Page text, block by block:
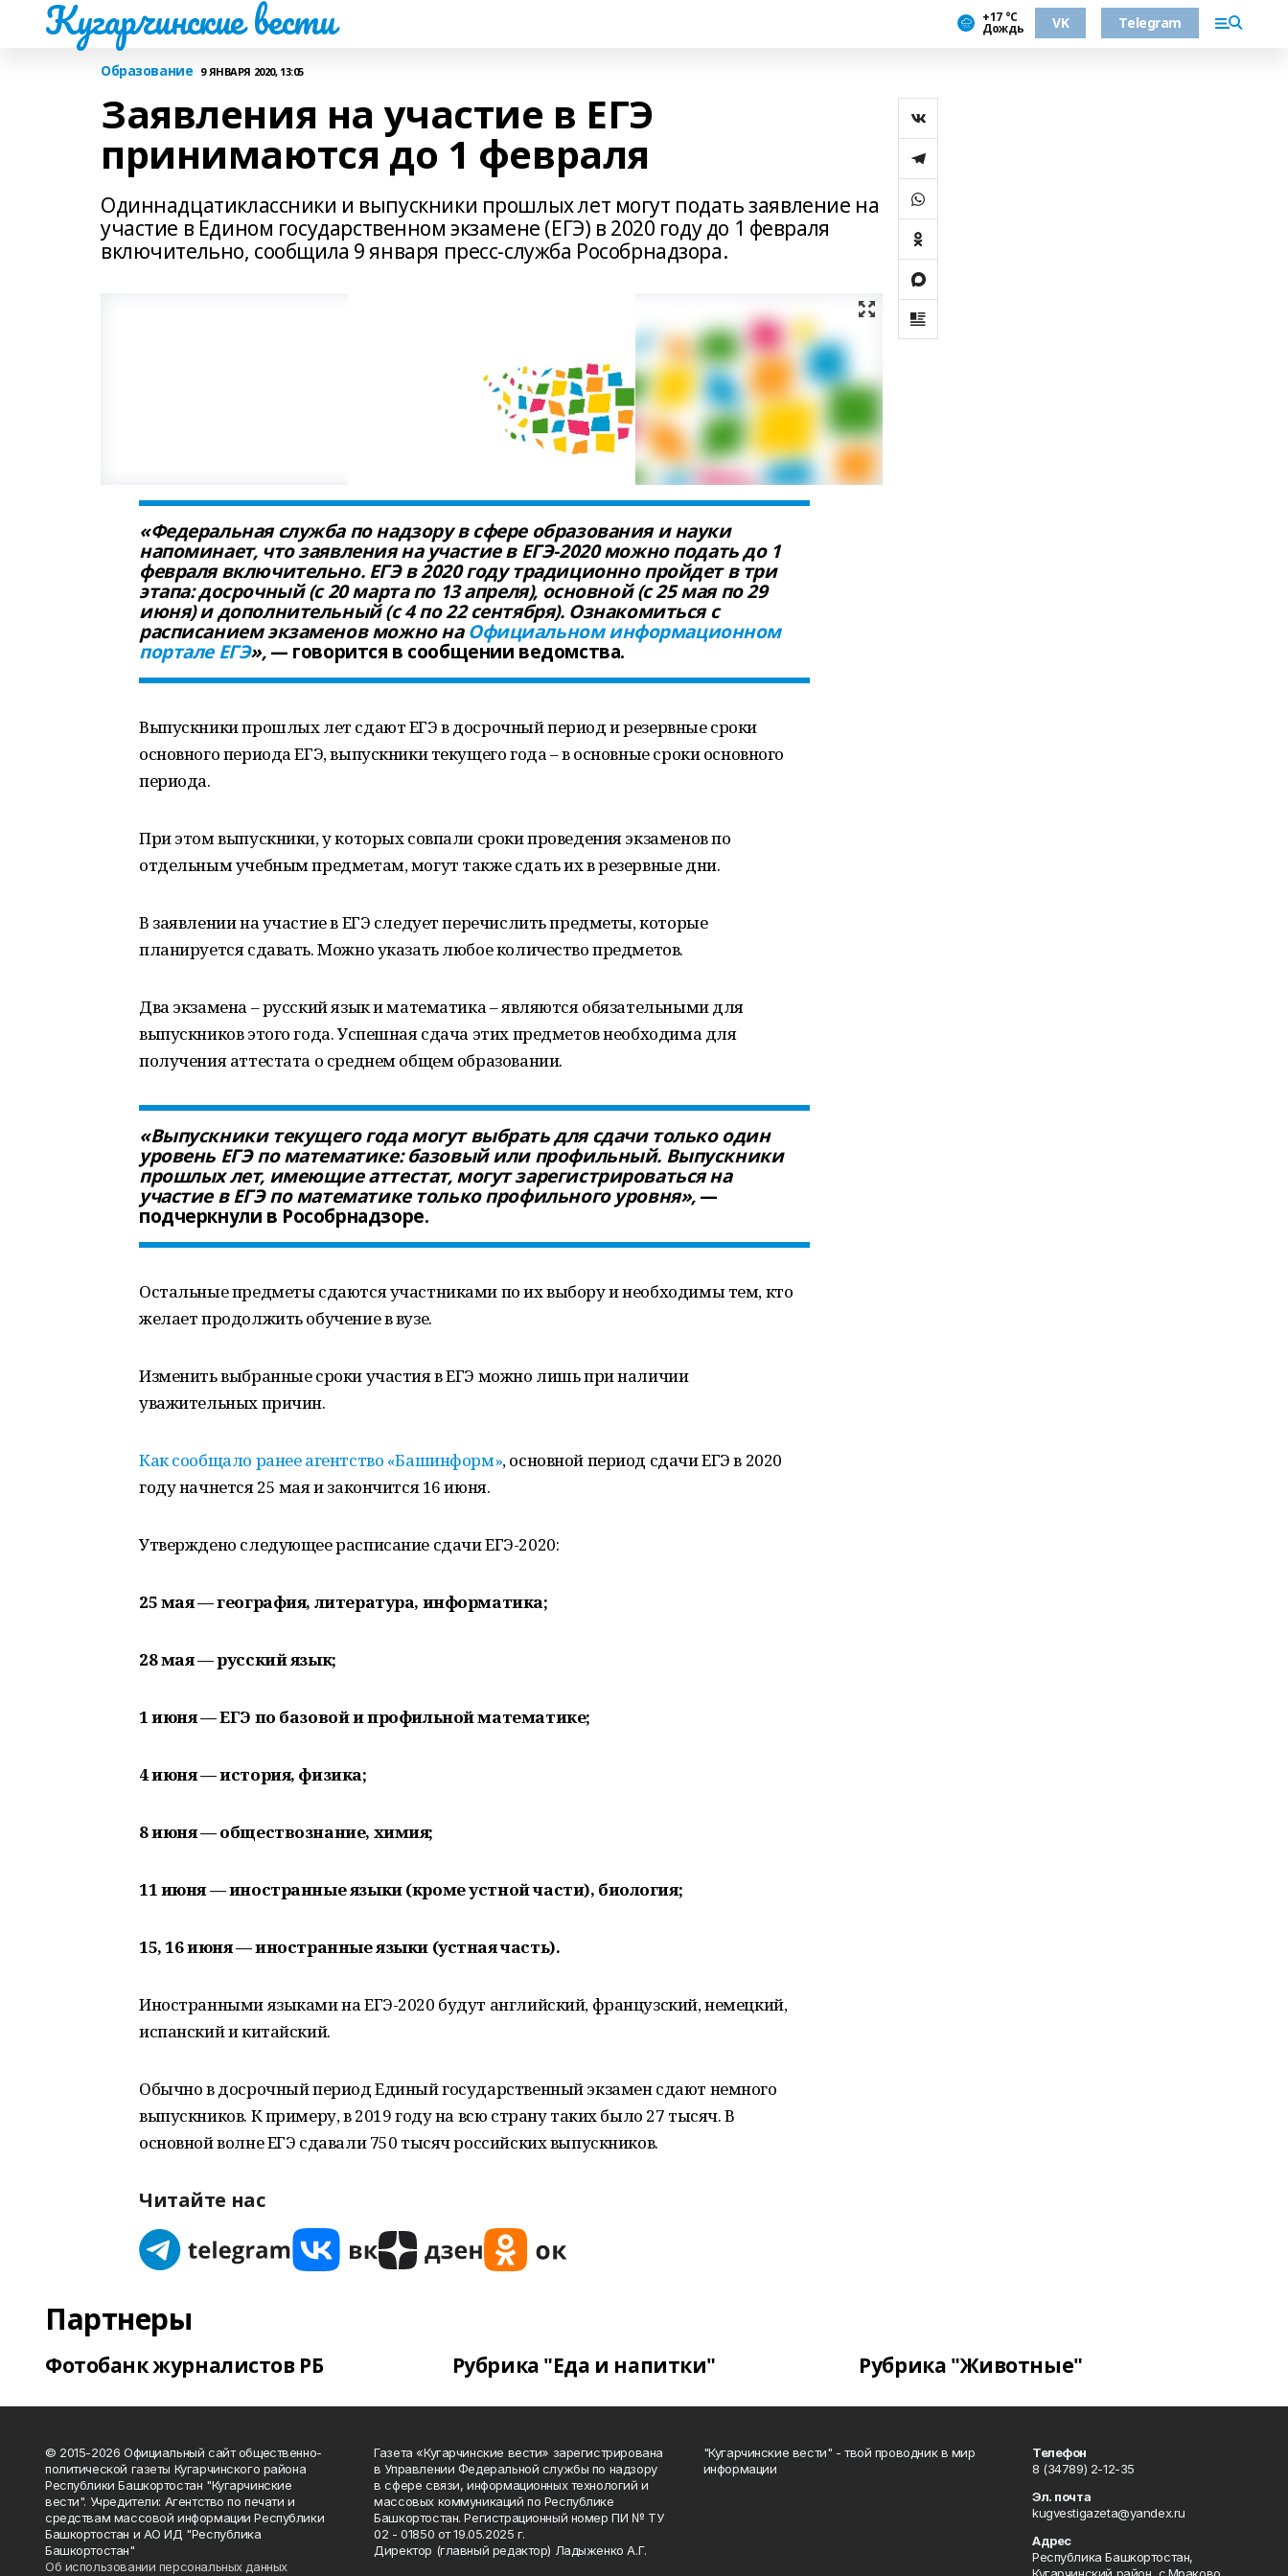
Кугарчинские вести +17 °С
Дождь VK Telegram
Образование 9 ЯНВАРЯ 2020, 13:05
Заявления на участие в ЕГЭ
принимаются до 1 февраля
Одиннадцатиклассники и выпускники прошлых лет могут подать заявление на
участие в Едином государственном экзамене (ЕГЭ) в 2020 году до 1 февраля
включительно, сообщила 9 января пресс-служба Рособрнадзора.
«Федеральная служба по надзору в сфере образования и науки
напоминает, что заявления на участие в ЕГЭ-2020 можно подать до 1
февраля включительно. ЕГЭ в 2020 году традиционно пройдет в три
этапа: досрочный (с 20 марта по 13 апреля), основной (с 25 мая по 29
июня) и дополнительный (с 4 по 22 сентября). Ознакомиться с
расписанием экзаменов можно наОфициальном информационном
портале ЕГЭ»,— говорится в сообщении ведомства.
Выпускники прошлых лет сдают ЕГЭ в досрочный период и резервные сроки
основного периода ЕГЭ, выпускники текущего года – в основные сроки основного
периода.
При этом выпускники, у которых совпали сроки проведения экзаменов по
отдельным учебным предметам, могут также сдать их в резервные дни.
В заявлении на участие в ЕГЭ следует перечислить предметы, которые
планируется сдавать. Можно указать любое количество предметов.
Два экзамена – русский язык и математика – являются обязательными для
выпускников этого года. Успешная сдача этих предметов необходима для
получения аттестата о среднем общем образовании.
«Выпускники текущего года могут выбрать для сдачи только один
уровень ЕГЭ по математике: базовый или профильный. Выпускники
прошлых лет, имеющие аттестат, могут зарегистрироваться на
участие в ЕГЭ по математике только профильного уровня»,—
подчеркнули в Рособрнадзоре.
Остальные предметы сдаются участниками по их выбору и необходимы тем, кто
желает продолжить обучение в вузе.
Изменить выбранные сроки участия в ЕГЭ можно лишь при наличии
уважительных причин.
Как сообщало ранее агентство «Башинформ», основной период сдачи ЕГЭ в 2020
году начнется 25 мая и закончится 16 июня.
Утверждено следующее расписание сдачи ЕГЭ-2020:
25 мая — география, литература, информатика;
28 мая — русский язык;
1 июня — ЕГЭ по базовой и профильной математике;
4 июня — история, физика;
8 июня — обществознание, химия;
11 июня — иностранные языки (кроме устной части), биология;
15, 16 июня — иностранные языки (устная часть).
Иностранными языками на ЕГЭ-2020 будут английский, французский, немецкий,
испанский и китайский.
Обычно в досрочный период Единый государственный экзамен сдают немного
выпускников. К примеру, в 2019 году на всю страну таких было 27 тысяч. В
основной волне ЕГЭ сдавали 750 тысяч российских выпускников.
Читайте нас
Партнеры
Фотобанк журналистов РБ Рубрика "Еда и напитки" Рубрика "Животные"
© 2015-2026 Официальный сайт общественно-
политической газеты Кугарчинского района
Республики Башкортостан "Кугарчинские
вести". Учредители: Агентство по печати и
средствам массовой информации Республики
Башкортостан и АО ИД "Республика
Башкортостан"
Об использовании персональных данных
Газета «Кугарчинские вести» зарегистрирована
в Управлении Федеральной службы по надзору
в сфере связи, информационных технологий и
массовых коммуникаций по Республике
Башкортостан. Регистрационный номер ПИ № ТУ
02 - 01850 от 19.05.2025 г.
Директор (главный редактор) Ладыженко А.Г.
"Кугарчинские вести" - твой проводник в мир
информации
Телефон
8 (34789) 2-12-35
Эл. почта
kugvestigazeta@yandex.ru
Адрес
Республика Башкортостан,